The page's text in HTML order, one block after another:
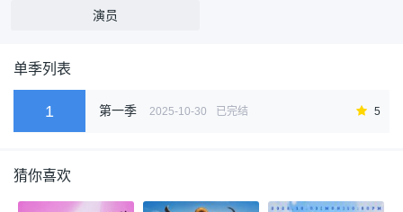
演员
单季列表
1 第一季 2025-10-30 已完结 5
猜你喜欢